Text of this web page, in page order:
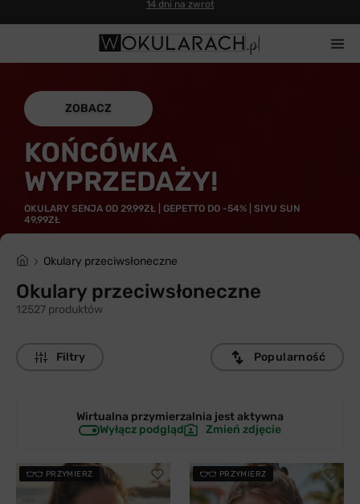
Gwarancja 100% zwrotu
ZOBACZ
KOŃCÓWKA
WYPRZEDAŻY!
OKULARY SENJA OD 29,99ZŁ | GEPETTO DO -54% | SIYU SUN
49,99ZŁ
Okulary przeciwsłoneczne
Okulary przeciwsłoneczne
12527 produktów
Filtry Popularność
Wirtualna przymierzalnia jestaktywna
Wyłącz podgląd
Zmień zdjęcie
PRZYMIERZ PRZYMIERZ